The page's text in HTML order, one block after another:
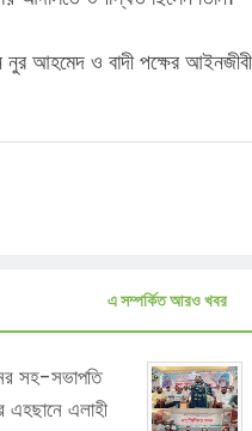
নুর আহমেদ ও বাদী পক্ষের
এ সম্পর্কিত আরও খবর
সহ-সভাপতি
এহছানে এলাহী